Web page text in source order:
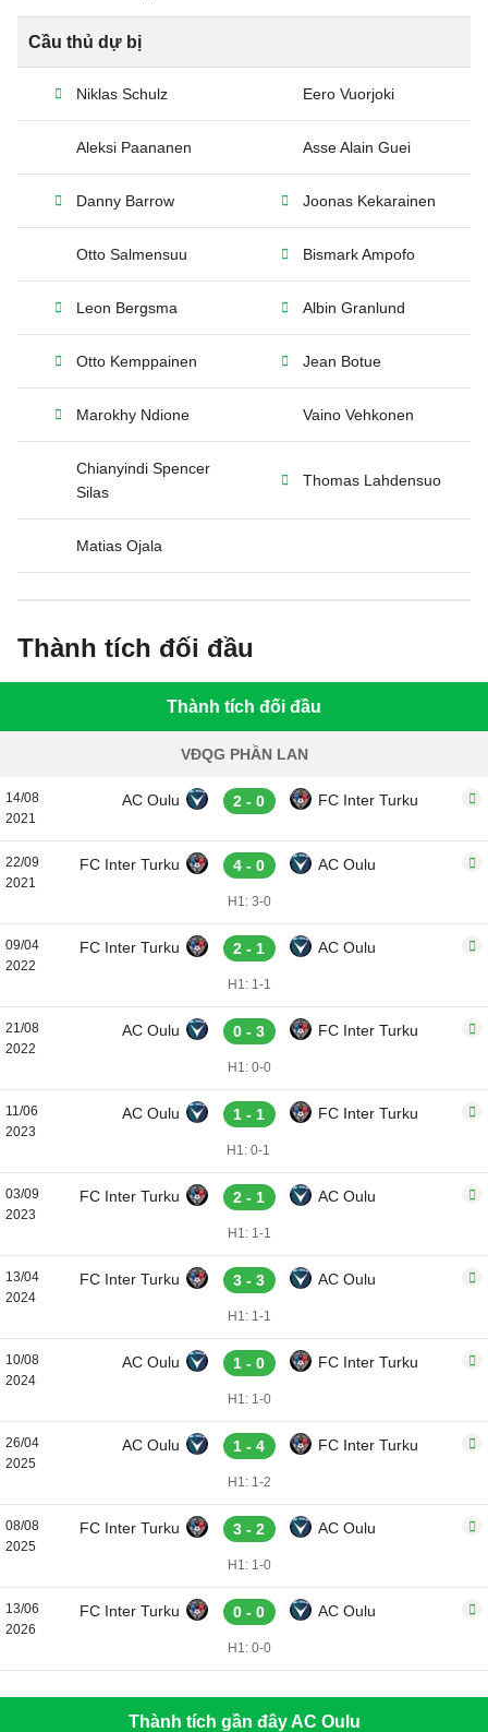
Cầu thủ dự bị
Niklas Schulz Eero Vuorjoki
Aleksi Paananen Asse Alain Guei
Danny Barrow Joonas Kekarainen
Otto Salmensuu Bismark Ampofo
Leon Bergsma Albin Granlund
Otto Kemppainen Jean Botue
Marokhy Ndione Vaino Vehkonen
Chianyindi Spencer
Silas
Thomas Lahdensuo
Matias Ojala
Thành tích đối đầu
Thành tích đối đầu
VĐQG PHẦN LAN
14/08
2021
AC Oulu 2 - 0 FC Inter Turku
22/09
2021
FC Inter Turku 4 - 0 AC Oulu
H1: 3-0
09/04
2022
FC Inter Turku 2 - 1 AC Oulu
H1: 1-1
21/08
2022
AC Oulu 0 - 3 FC Inter Turku
H1: 0-0
11/06
2023
AC Oulu 1 - 1 FC Inter Turku
H1: 0-1
03/09
2023
FC Inter Turku 2 - 1 AC Oulu
H1: 1-1
13/04
2024
FC Inter Turku 3 - 3 AC Oulu
H1: 1-1
10/08
2024
AC Oulu 1 - 0 FC Inter Turku
H1: 1-0
26/04
2025
AC Oulu 1 - 4 FC Inter Turku
H1: 1-2
08/08
2025
FC Inter Turku 3 - 2 AC Oulu
H1: 1-0
13/06
2026
FC Inter Turku 0 - 0 AC Oulu
H1: 0-0
Thành tích gần đây AC Oulu